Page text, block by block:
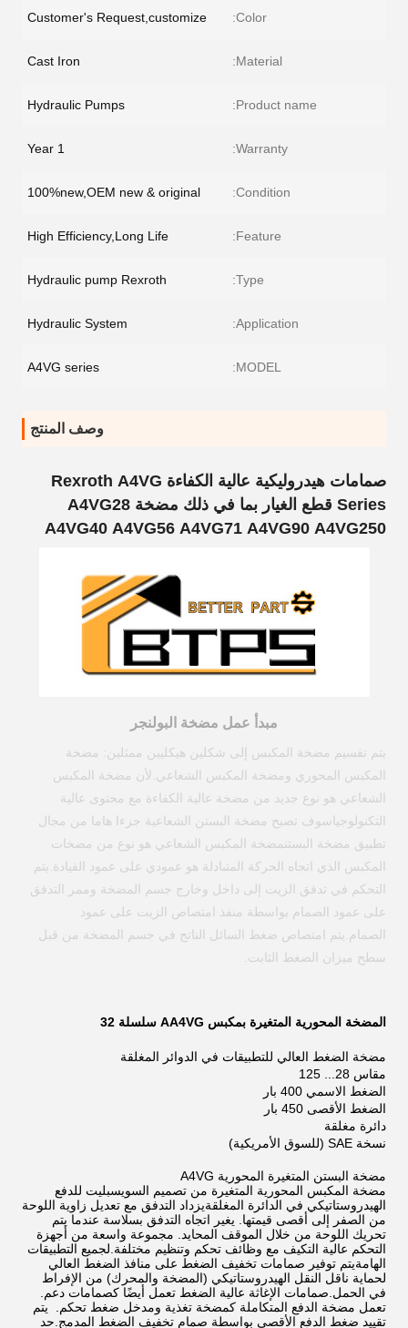
Color:
Customer's Request,customize
Material:
Cast Iron
Product name:
Hydraulic Pumps
Warranty:
1 Year
Condition:
100%new,OEM new & original
Feature:
High Efficiency,Long Life
Type:
Hydraulic pump Rexroth
Application:
Hydraulic System
MODEL:
A4VG series
وصف المنتج
صمامات هيدروليكية عالية الكفاءة Rexroth A4VG
Series قطع الغيار بما في ذلك مضخة A4VG28
A4VG40 A4VG56 A4VG71 A4VG90 A4VG250
مبدأ عمل مضخة البولنجر
يتم تقسيم مضخة المكبس إلى شكلين هيكليين ممثلين: مضخة
المكبس المحوري ومضخة المكبس الشعاعي.لأن مضخة المكبس
الشعاعي هو نوع جديد من مضخة عالية الكفاءة مع محتوى عالية
التكنولوجياسوف تصبح مضخة البستن الشعاعية جزءا هاما من مجال
تطبيق مضخة البستنمضخة المكبس الشعاعي هو نوع من مضخات
المكبس الذي اتجاه الحركة المتبادلة هو عمودي على عمود القيادة. يتم
التحكم في تدفق الزيت إلى داخل وخارج جسم المضخة وممر التدفق
على عمود الصمام بواسطة منفذ امتصاص الزيت على عمود
الصمام.يتم امتصاص ضغط السائل الناتج في جسم المضخة من قبل
سطح ميزان الضغط الثابت.
المضخة المحورية المتغيرة بمكبس AA4VG سلسلة 32
مضخة الضغط العالي للتطبيقات في الدوائر المغلقة
مقاس 28... 125
الضغط الاسمي 400 بار
الضغط الأقصى 450 بار
دائرة مغلقة
نسخة SAE (للسوق الأمريكية)
مضخة البستن المتغيرة المحورية A4VG
مضخة المكبس المحورية المتغيرة من تصميم السويسبليت للدفع
الهيدروستاتيكي في الدائرة المغلقةيزداد التدفق مع تعديل زاوية اللوحة
من الصفر إلى أقصى قيمتها. يغير اتجاه التدفق بسلاسة عندما يتم
تحريك اللوحة من خلال الموقف المحايد. مجموعة واسعة من أجهزة
التحكم عالية التكيف مع وظائف تحكم وتنظيم مختلفة.لجميع التطبيقات
الهامةيتم توفير صمامات تخفيف الضغط على منافذ الضغط العالي
لحماية ناقل النقل الهيدروستاتيكي (المضخة والمحرك) من الإفراط
في الحمل.صمامات الإغاثة عالية الضغط تعمل أيضًا كصمامات دعم. ️
تعمل مضخة الدفع المتكاملة كمضخة تغذية ومدخل ضغط تحكم. ️ يتم
تقييد ضغط الدفع الأقصى بواسطة صمام تخفيف الضغط المدمج.حد